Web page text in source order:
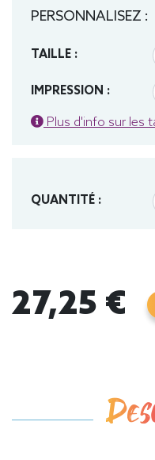
PERSONNALISEZ :
TAILLE :
IMPRESSION :
Plus d'info sur les
QUANTITÉ :
27,25 €